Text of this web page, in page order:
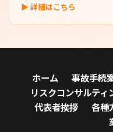
▶ 詳細はこちら
ホーム 事故手続
リスクコンサルティ
代表者挨拶
各種